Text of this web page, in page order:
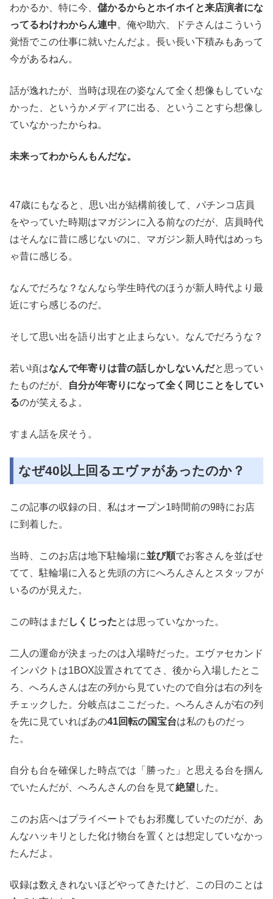
わかるか、特に今、 儲かるからとホイホイと来店演者にな
ってるわけわからん連中。俺や助六、ドテさんはこういう
覚悟でこの仕事に就いたんだよ。長い長い下積みもあって
今があるねん。
話が逸れたが、当時は現在の姿なんて全く想像もしていな
かった、というかメディアに出る、ということすら想像し
ていなかったからね。
未来ってわからんもんだな。
47歳にもなると、思い出が結構前後して、パチンコ店員
をやっていた時期はマガジンに入る前なのだが、店員時代
はそんなに昔に感じないのに、マガジン新人時代はめっち
ゃ昔に感じる。
なんでだろな？なんなら学生時代のほうが新人時代より最
近にすら感じるのだ。
そして思い出を語り出すと止まらない。なんでだろうな？
若い頃はなんで年寄りは昔の話しかしないんだと思ってい
たものだが、
自分が年寄りになって全く同じことをしてい
るのが笑えるよ。
すまん話を戻そう。
なぜ40以上回るエヴァがあったのか？
この記事の収録の日、私はオープン1時間前の9時にお店
に到着した。
当時、このお店は地下駐輪場に並び順でお客さんを並ばせ
てて、駐輪場に入ると先頭の方にへろんさんとスタッフが
いるのが見えた。
この時はまだしくじったとは思っていなかった。
二人の運命が決まったのは入場時だった。エヴァセカンド
インパクトは1BOX設置されててさ、後から入場したとこ
ろ、へろんさんは左の列から見ていたので自分は右の列を
チェックした。分岐点はここだった。へろんさんが右の列
を先に見ていればあの41回転の国宝台は私のものだっ
た。
自分も台を確保した時点では「勝った」と思える台を掴ん
でいたんだが、へろんさんの台を見て絶望した。
このお店へはプライベートでもお邪魔していたのだが、あ
んなハッキリとした化け物台を置くとは想定していなかっ
たんだよ。
収録は数えきれないほどやってきたけど、この日のことは